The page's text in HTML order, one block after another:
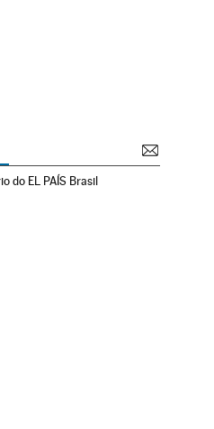
do EL PAÍS Brasil